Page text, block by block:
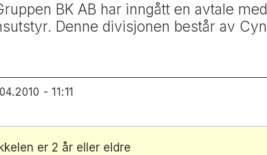
BK AB har inngått en avtale
Denne divisjonen består av
- 11:11
er 2 år eller eldre